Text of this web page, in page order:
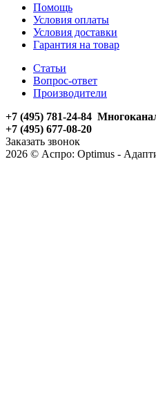
Помощь
Условия оплаты
Условия доставки
Гарантия на товар
Статьи
Вопрос-ответ
Производители
+7 (495) 781-24-84
+7 (495) 677-08-20
Заказать звонок
2026 © Аспро: Optimus -